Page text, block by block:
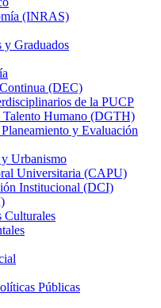
(INRAS)
y Graduados
(DEC)
de la PUCP
Talento Humano (DGTH)
y Evaluación
Urbanismo
Universitaria (CAPU)
Institucional (DCI)
Culturales
Públicas